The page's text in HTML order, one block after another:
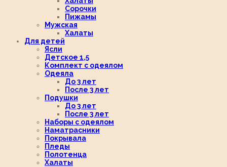
Сорочки
Пижамы
Мужская
Халаты
Для детей
Ясли
Детское 1,5
Комплект с одеялом
Одеяла
До 3 лет
После 3 лет
Подушки
До 3 лет
После 3 лет
Наборы с одеялом
Наматрасники
Покрывала
Пледы
Полотенца
Халаты